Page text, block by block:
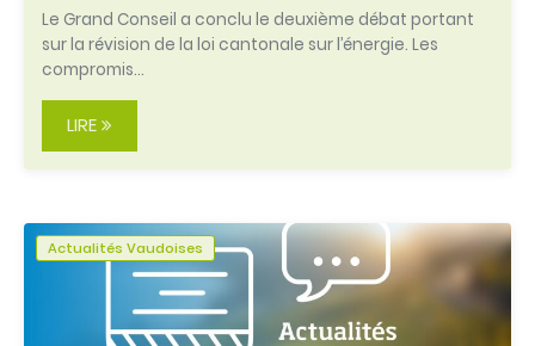
Le Grand Conseil a conclu le deuxième débat portant
sur la révision de la loi cantonale sur l’énergie. Les
compromis…
LIRE
Actualités Vaudoises